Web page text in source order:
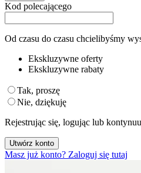
Kod polecającego
Od czasu do czasu chcielibyśmy
Ekskluzywne oferty
Ekskluzywne rabaty
Tak, proszę
Nie, dziękuję
Rejestrując się, logując lub
Utwórz konto
Masz już konto? Zaloguj się tutaj